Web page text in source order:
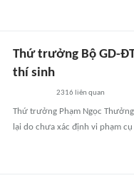
Thứ trưởng Bộ GD-
thí sinh
2316 liên quan
Thứ trưởng Phạm Ngọc
lại do chưa xác định vi phạm